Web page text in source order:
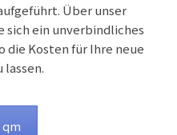
Über unser
ein unverbindliches
die Kosten für Ihre neue